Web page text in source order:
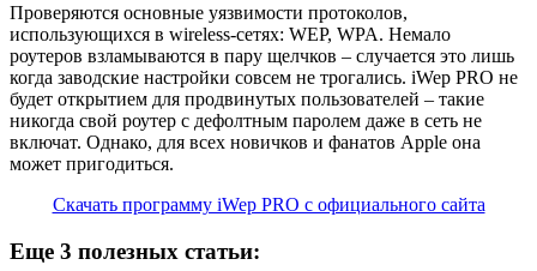
Проверяются основные уязвимости протоколов,
использующихся в wireless-сетях: WEP, WPA. Немало
роутеров взламываются в пару щелчков – случается это лишь
когда заводские настройки совсем не трогались. iWep PRO не
будет открытием для продвинутых пользователей – такие
никогда свой роутер с дефолтным паролем даже в сеть не
включат. Однако, для всех новичков и фанатов Apple она
может пригодиться.
Скачать программу iWep PRO с официального сайта
Еще 3 полезных статьи: